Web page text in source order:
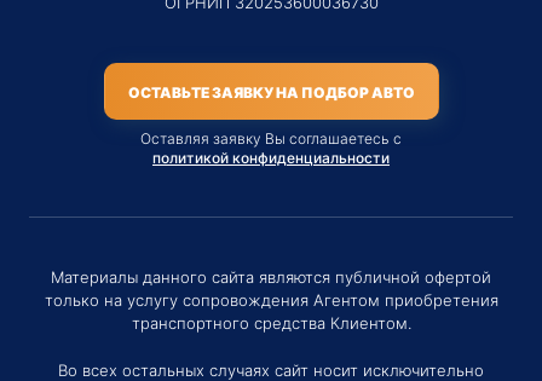
ОСТАВЬТЕ ЗАЯВКУ НА ПОДБОР АВТО
Оставляя заявку Вы соглашаетесь с
политикой конфиденциальности
Материалы данного сайта являются публичной офертой
только на услугу сопровождения Агентом приобретения
транспортного средства Клиентом.
Во всех остальных случаях сайт носит исключительно